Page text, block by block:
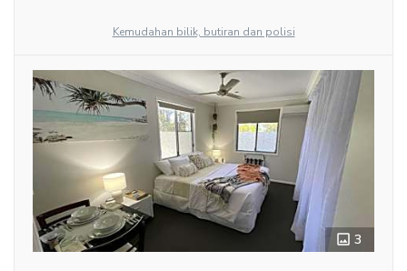
Kemudahan bilik, butiran dan polisi
3